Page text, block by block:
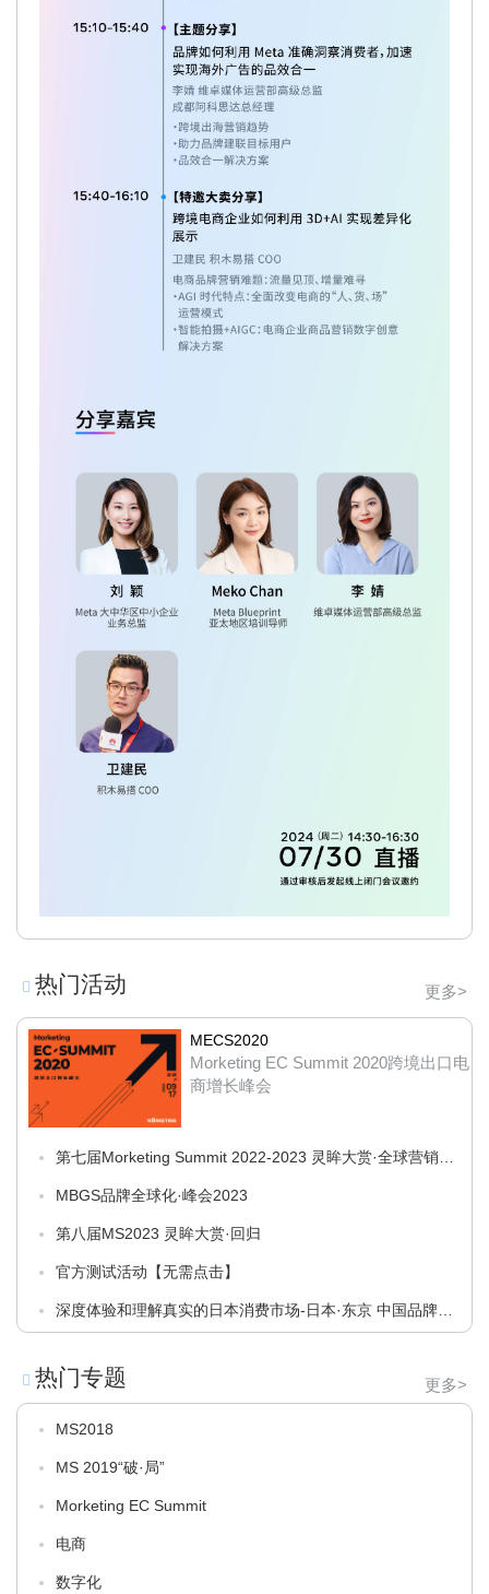
热门活动 更多>
MECS2020
Morketing EC Summit 2020跨境出口电
商增长峰会
第七届Morketing Summit 2022-2023 灵眸大赏·全球营销商
MBGS品牌全球化·峰会2023
第八届MS2023 灵眸大赏·回归
官方测试活动【无需点击】
深度体验和理解真实的日本消费市场-日本·东京 中国品牌深
度研学团
热门专题 更多>
MS2018
MS 2019“破·局”
Morketing EC Summit
电商
数字化